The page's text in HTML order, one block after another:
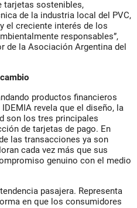
tarjetas sostenibles,
de la industria local del PVC,
el creciente interés de los
responsables”,
de la Asociación Argentina del
productos financieros
revela que el diseño, la
son los tres principales
de tarjetas de pago. En
las transacciones ya son
cada vez más que sus
genuino con el medio
pasajera. Representa
en que los consumidores